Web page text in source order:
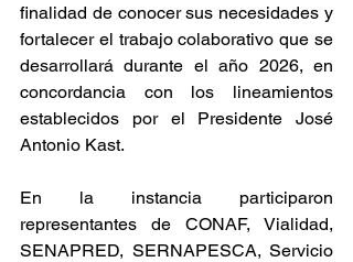
finalidad de conocer sus necesidades y
fortalecer el trabajo colaborativo que se
desarrollará durante el año 2026, en
concordancia con los lineamientos
establecidos por el Presidente José
Antonio Kast.
En la instancia participaron
representantes de CONAF, Vialidad,
SENAPRED, SERNAPESCA, Servicio